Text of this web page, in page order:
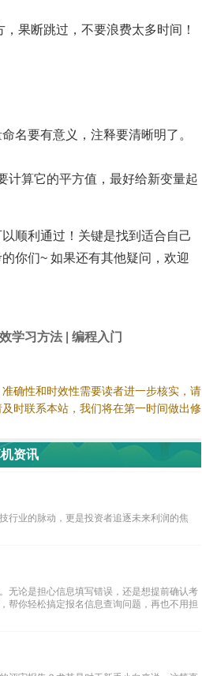
果断跳过，不要浪费太多时间！
名要有意义，注释要清晰明了。
计算它的平方值，最好给新变量起
顺利通过！关键是找到适合自己
你们~ 如果还有其他疑问，欢迎
学习方法
编程入门
确性和时效性需要读者进一步核实，请
时联系本站，我们将在第一时间做出修
资讯
行业的脉动，更是投资者追逐未来利润的焦
无论是担心信息填写错误，还是想提前确认考
帮你轻松搞定报名信息查询问题，再也不用担